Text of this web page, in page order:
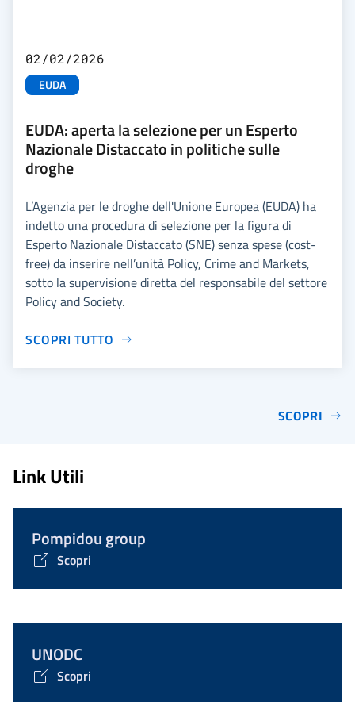
EUDA
02/02/2026
EUDA: aperta la selezione per un Esperto
Nazionale Distaccato in politiche sulle
droghe
L’Agenzia per le droghe dell'Unione Europea (EUDA) ha
indetto una procedura di selezione per la figura di
Esperto Nazionale Distaccato (SNE) senza spese (cost-
free) da inserire nell’unità Policy, Crime and Markets,
sotto la supervisione diretta del responsabile del settore
Policy and Society.
SCOPRI TUTTO
SCOPRI
Link Utili
Pompidou group
Scopri
UNODC
Scopri